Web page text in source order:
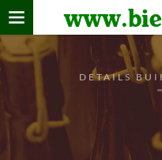
Home
verzamelen
De bierkaart
Bezoekers
DETAILS